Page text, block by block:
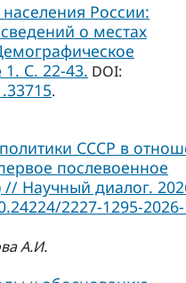
России:
о местах
С. 22-43. DOI:
.
СССР в
послевоенное
Научный диалог.
2227-1295-
А.И.